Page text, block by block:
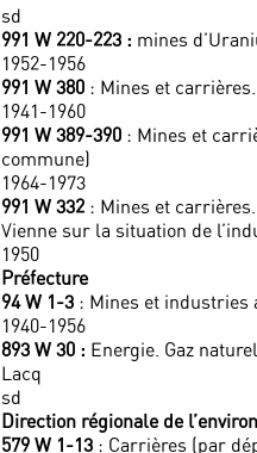
sd
991 W 220-223 : mines
1952-1956
991 W 380 : Mines et
1941-1960
991 W 389-390 : Mines et
commune)
1964-1973
991 W 332 : Mines et
Vienne sur la situation de
1950
Préfecture
94 W 1-3 : Mines et industries
1940-1956
893 W 30 : Energie. Gaz
Lacq
sd
Direction régionale de
579 W 1-13 : Carrières (par